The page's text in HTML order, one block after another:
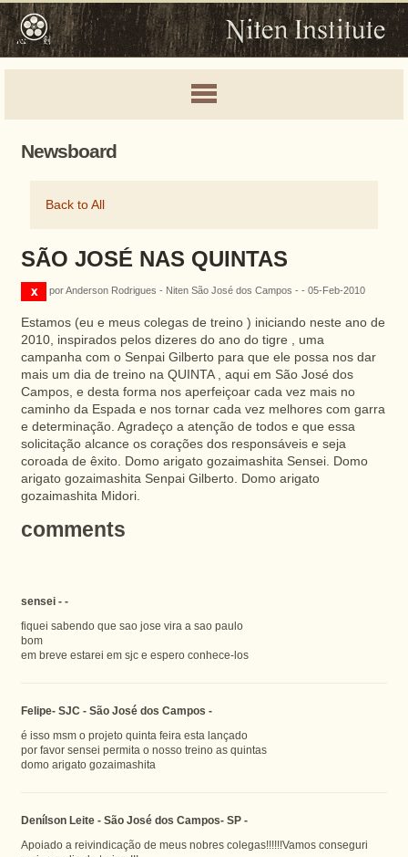
Newsboard
Back to All
SÃO JOSÉ NAS QUINTAS
por Anderson Rodrigues - Niten São José dos Campos - - 05-Feb-2010
Estamos (eu e meus colegas de treino ) iniciando neste ano de
2010, inspirados pelos dizeres do ano do tigre , uma
campanha com o Senpai Gilberto para que ele possa nos dar
mais um dia de treino na QUINTA , aqui em São José dos
Campos, e desta forma nos aperfeiçoar cada vez mais no
caminho da Espada e nos tornar cada vez melhores com garra
e determinação. Agradeço a atenção de todos e que essa
solicitação alcance os corações dos responsáveis e seja
coroada de êxito. Domo arigato gozaimashita Sensei. Domo
arigato gozaimashita Senpai Gilberto. Domo arigato
gozaimashita Midori.
comments
sensei - -
fiquei sabendo que sao jose vira a sao paulo
bom
em breve estarei em sjc e espero conhece-los
Felipe- SJC - São José dos Campos -
é isso msm o projeto quinta feira esta lançado
por favor sensei permita o nosso treino as quintas
domo arigato gozaimashita
Denílson Leite - São José dos Campos- SP -
Apoiado a reivindicação de meus nobres colegas!!!!!!Vamos conseguri